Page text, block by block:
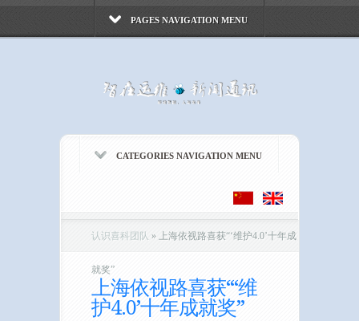
PAGES NAVIGATION MENU
CATEGORIES NAVIGATION MENU
认识喜科团队 » 上海依视路喜获“‘维护4.0’十年成
就奖”
上海依视路喜获“‘维
护4.0’十年成就奖”